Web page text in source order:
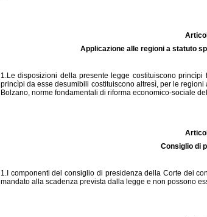
Applicazione alle regioni a statuto
1.Le disposizioni della presente legge costituiscono princìpi
princìpi da esse desumibili costituiscono altresì, per le
Bolzano, norme fondamentali di riforma economico-sociale
Consiglio di
1.I componenti del consiglio di presidenza della Corte dei
mandato alla scadenza prevista dalla legge e non possono